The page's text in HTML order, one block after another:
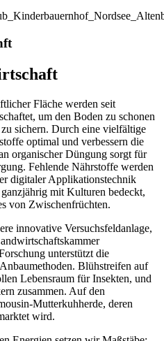
Fläche werden seit
um den Boden zu schonen
sichern. Durch eine vielfältige
optimal und verbessern die
organischer Düngung sorgt für
Fehlende Nährstoffe werden
digitaler Applikationstechnik
mit Kulturen bedeckt,
von Zwischenfrüchten.
innovative Versuchsfeldanlage,
unterstützt die
Blühstreifen auf
Lebensraum für Insekten, und
zusammen. Auf den
Mutterkuhherde, deren
wird.